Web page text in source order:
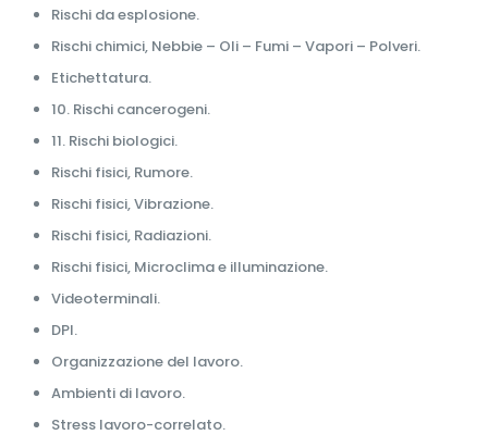
Rischi da esplosione.
Rischi chimici, Nebbie – Oli – Fumi – Vapori – Polveri.
Etichettatura.
10. Rischi cancerogeni.
11. Rischi biologici.
Rischi fisici, Rumore.
Rischi fisici, Vibrazione.
Rischi fisici, Radiazioni.
Rischi fisici, Microclima e illuminazione.
Videoterminali.
DPI.
Organizzazione del lavoro.
Ambienti di lavoro.
Stress lavoro-correlato.